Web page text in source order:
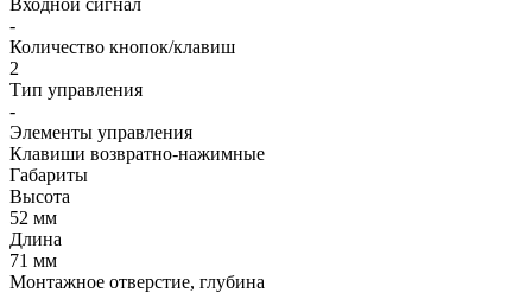
-
Количество кнопок/клавиш
2
Тип управления
-
Элементы управления
Клавиши возвратно-нажимные
Габариты
Высота
52 мм
Длина
71 мм
Монтажное отверстие, глубина